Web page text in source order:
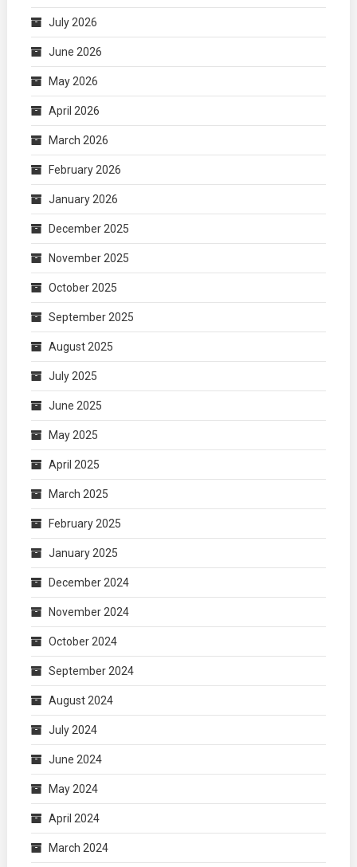
July 2026
June 2026
May 2026
April 2026
March 2026
February 2026
January 2026
December 2025
November 2025
October 2025
September 2025
August 2025
July 2025
June 2025
May 2025
April 2025
March 2025
February 2025
January 2025
December 2024
November 2024
October 2024
September 2024
August 2024
July 2024
June 2024
May 2024
April 2024
March 2024